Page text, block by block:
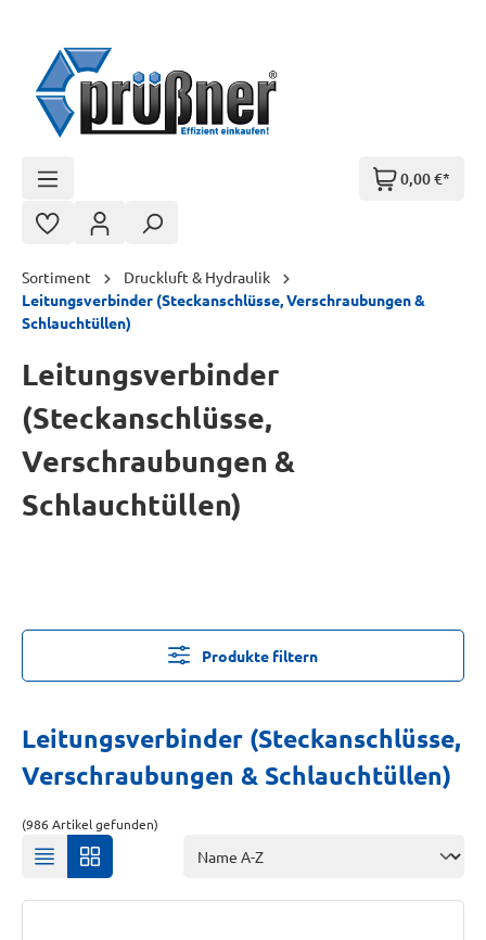
0,00 €*
Sortiment
Druckluft & Hydraulik
Leitungsverbinder (Steckanschlüsse, Verschraubungen &
Schlauchtüllen)
Leitungsverbinder
(Steckanschlüsse,
Verschraubungen &
Schlauchtüllen)
Produkte filtern
Leitungsverbinder (Steckanschlüsse,
Verschraubungen & Schlauchtüllen)
(986 Artikel gefunden)